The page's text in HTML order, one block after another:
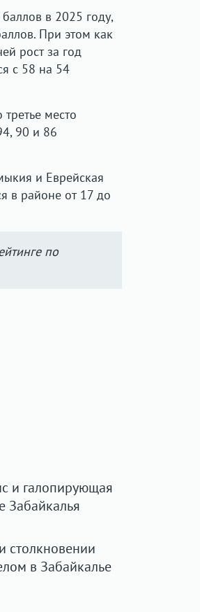
в 2025 году,
При этом как
рост за год
с 58 на 54
место
90 и 86
и Еврейская
в районе от 17 до
по
и галопирующая
Забайкалья
столкновении
в Забайкалье